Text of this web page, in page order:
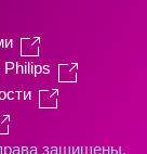
Philips
защищены.